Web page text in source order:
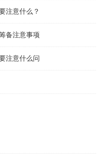
注意什么？
备注意事项
注意什么问